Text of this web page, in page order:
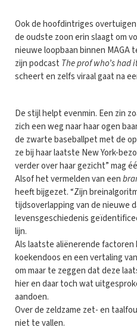
Ook de hoofdintriges
de oudste zoon erin slaagt om
nieuwe loopbaan binnen MAGA
zijn podcast The prof who’s had
scheert en zelfs viraal gaat na
De stijl helpt evenmin. Een zin
zich een weg naar haar ogen
de zwarte baseballpet met de
ze bij haar laatste New York-
verder over haar gezicht” mag
Alsof het vermelden van een
heeft bijgezet. “Zijn
tijdsoverlapping van de nieuwe
levensgeschiedenis
lijn.
Als laatste aliënerende factoren
koekendoos en een vertaling
om maar te zeggen dat deze
hier en daar toch wat
aandoen.
Over de zeldzame zet- en
niet te vallen.